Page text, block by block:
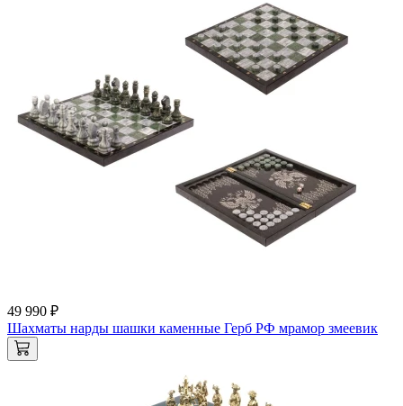
49 990 ₽
Шахматы нарды шашки каменные Герб РФ мрамор змеевик